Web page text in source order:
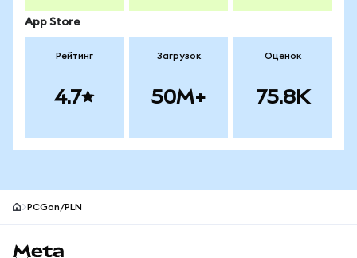
App Store
Рейтинг
4.7
Загрузок
50M+
Оценок
75.8K
PCGon/PLN